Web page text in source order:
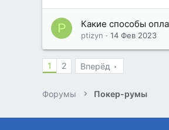
P Какие способы
ptizyn 14 Фев 2023
1 2 Вперёд
Форумы Покер-румы